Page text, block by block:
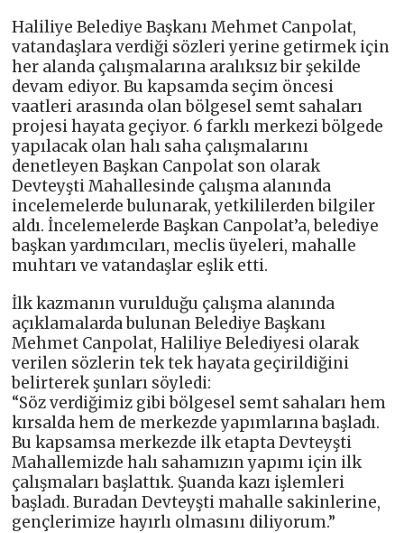
Haliliye Belediye Başkanı Mehmet Canpolat,
vatandaşlara verdiği sözleri yerine getirmek için
her alanda çalışmalarına aralıksız bir şekilde
devam ediyor. Bu kapsamda seçim öncesi
vaatleri arasında olan bölgesel semt sahaları
projesi hayata geçiyor. 6 farklı merkezi bölgede
yapılacak olan halı saha çalışmalarını
denetleyen Başkan Canpolat son olarak
Devteyşti Mahallesinde çalışma alanında
incelemelerde bulunarak, yetkililerden bilgiler
aldı. İncelemelerde Başkan Canpolat’a, belediye
başkan yardımcıları, meclis üyeleri, mahalle
muhtarı ve vatandaşlar eşlik etti.
İlk kazmanın vurulduğu çalışma alanında
açıklamalarda bulunan Belediye Başkanı
Mehmet Canpolat, Haliliye Belediyesi olarak
verilen sözlerin tek tek hayata geçirildiğini
belirterek şunları söyledi:
“Söz verdiğimiz gibi bölgesel semt sahaları hem
kırsalda hem de merkezde yapımlarına başladı.
Bu kapsamsa merkezde ilk etapta Devteyşti
Mahallemizde halı sahamızın yapımı için ilk
çalışmaları başlattık. Şuanda kazı işlemleri
başladı. Buradan Devteyşti mahalle sakinlerine,
gençlerimize hayırlı olmasını diliyorum.”